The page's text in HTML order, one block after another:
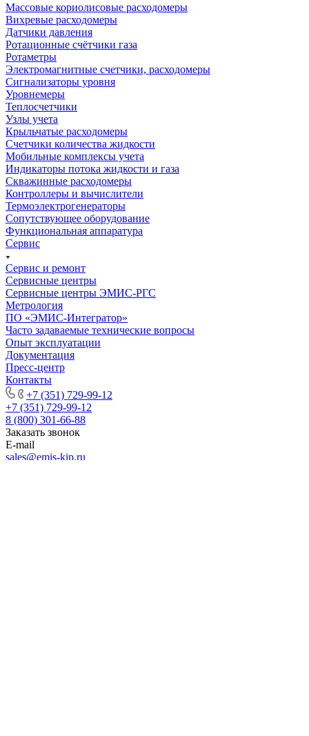
Массовые кориолисовые расходомеры
Вихревые расходомеры
Датчики давления
Ротационные счётчики газа
Ротаметры
Электромагнитные счетчики, расходомеры
Сигнализаторы уровня
Уровнемеры
Теплосчетчики
Узлы учета
Крыльчатые расходомеры
Счетчики количества жидкости
Мобильные комплексы учета
Индикаторы потока жидкости и газа
Скважинные расходомеры
Контроллеры и вычислители
Термоэлектрогенераторы
Сопутствующее оборудование
Функциональная аппаратура
Сервис
Сервис и ремонт
Сервисные центры
Сервисные центры ЭМИС-РГС
Метрология
ПО «ЭМИС-Интегратор»
Часто задаваемые технические вопросы
Опыт эксплуатации
Документация
Пресс-центр
Контакты
+7 (351) 729-99-12
+7 (351) 729-99-12
8 (800) 301-66-88
Заказать звонок
E-mail
sales@emis-kip.ru